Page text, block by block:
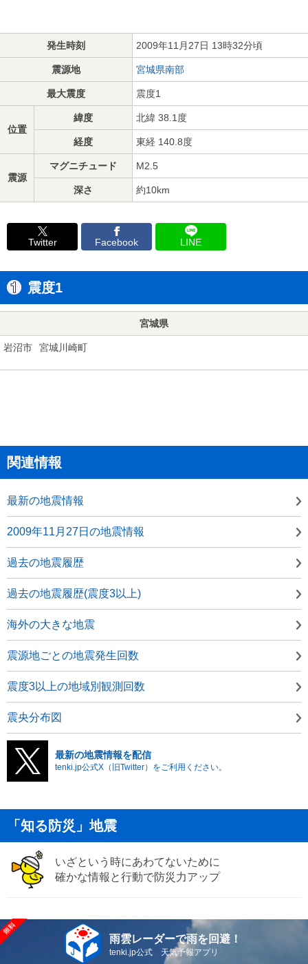
発生時刻 2009年11月27日 13時32分頃
震源地 宮城県南部
最大震度 震度1
位置
緯度 北緯 38.1度
経度 東経 140.8度
震源
マグニチュード M2.5
深さ 約10km
Twitter Facebook LINE
震度1
宮城県
岩沼市 宮城川崎町
関連情報
最新の地震情報
2009年11月27日の地震情報
過去の地震履歴
過去の地震履歴(震度3以上)
海外の大きな地震
震源地ごとの地震発生回数
震度3以上の地域別観測回数
震央分布図
最新の地震情報を配信
tenki.jp公式X（旧Twitter）をご利用ください。
「知る防災」地震
いざという時にあわてないために
確かな情報と行動で防災力アップ
雨雲レーダーで雨を回避！
tenki.jp公式 天気予報アプリ